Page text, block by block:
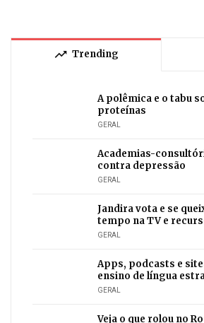
trending_up Trending
A polêmica e o tabu
proteínas
GERAL
Academias-
contra depressão
GERAL
Jandira vota e se
tempo na TV e
GERAL
Apps, podcasts e
ensino de língua
GERAL
Veja o que rolou no